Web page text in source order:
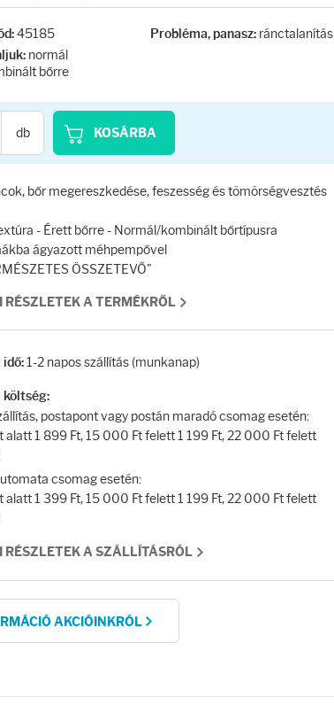
45185
normál
bőrre
Probléma, panasz: ránctalanítás
db KOSÁRBA
bőr megereszkedése, feszesség és tömörségvesztés
- Érett bőrre - Normál/kombinált bőrtípusra
ágyazott méhpempővel
ÖSSZETEVŐ"
RÉSZLETEK A TERMÉKRŐL
1-2 napos szállítás (munkanap)
költség:
postapont vagy postán maradó csomag esetén:
alatt 1 899 Ft, 15 000 Ft felett 1 199 Ft, 22 000 Ft felett
csomag esetén:
alatt 1 399 Ft, 15 000 Ft felett 1 199 Ft, 22 000 Ft felett
RÉSZLETEK A SZÁLLÍTÁSRÓL
AKCIÓINKRÓL